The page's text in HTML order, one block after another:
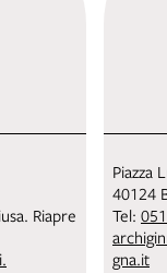
Riapre
Piazza
40124
Tel:
gna.it